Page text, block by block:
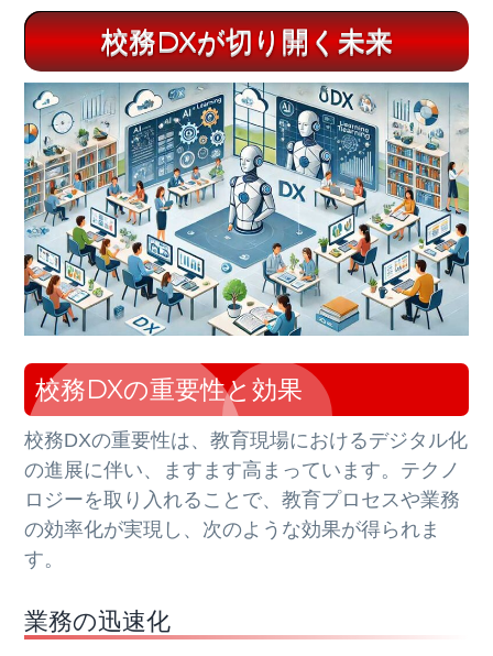
校務DXが切り開く未来
校務DXの重要性と効果
校務DXの重要性は、教育現場におけるデジタル化
の進展に伴い、ますます高まっています。テクノ
ロジーを取り入れることで、教育プロセスや業務
の効率化が実現し、次のような効果が得られま
す。
業務の迅速化